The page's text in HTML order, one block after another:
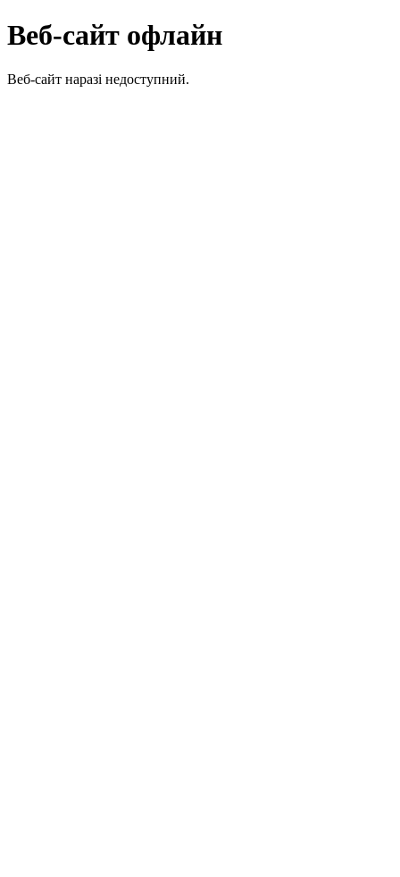
Веб-сайт офлайн
Веб-сайт наразі недоступний.